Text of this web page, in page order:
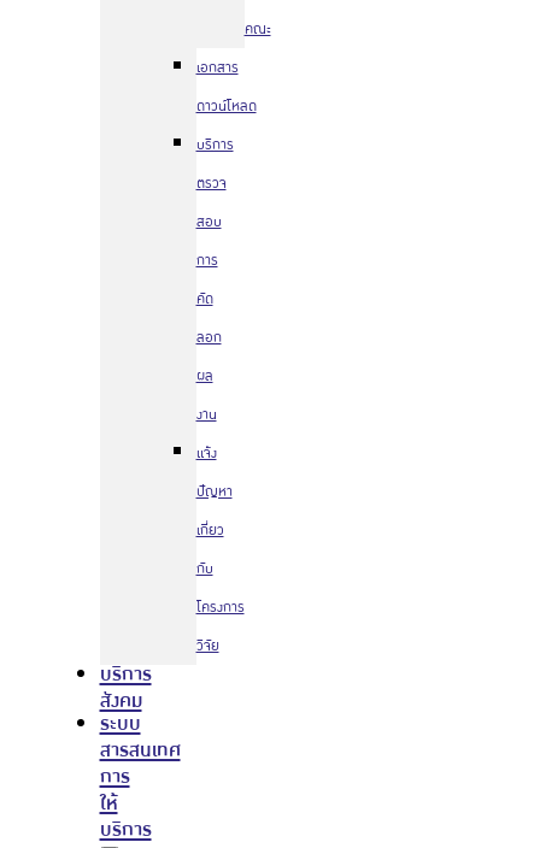
คณะ
เอกสาร
ดาวน์โหลด
บริการ
ตรวจ
สอบ
การ
คัด
ลอก
ผล
งาน
แจ้ง
ปัญหา
เกี่ยว
กับ
โครงการ
วิจัย
บริการ
สังคม
ระบบ
สารสนเทศ
การ
ให้
บริการ